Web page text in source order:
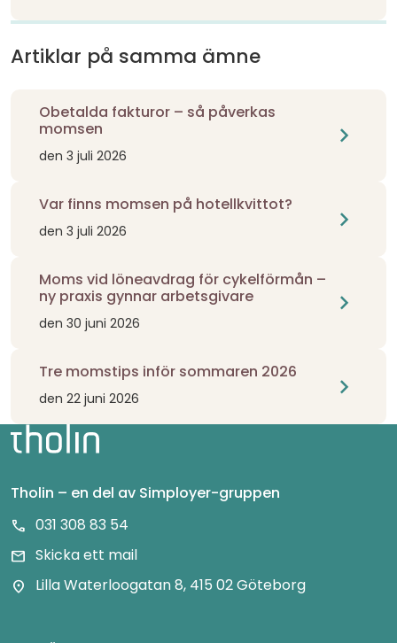
Artiklar på samma ämne
Obetalda fakturor – så påverkas
momsen
den 3 juli 2026
chevron_right
Var finns momsen på hotellkvittot?
den 3 juli 2026 chevron_right
Moms vid löneavdrag för cykelförmån –
ny praxis gynnar arbetsgivare
den 30 juni 2026
chevron_right
Tre momstips inför sommaren 2026
den 22 juni 2026 chevron_right
Tholin – en del av Simployer-gruppen
call 031 308 83 54
mail Skicka ett mail
location_on Lilla Waterloogatan 8, 415 02 Göteborg